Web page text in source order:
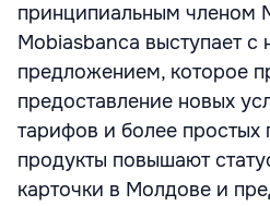
принципиальным членом
Mobiasbanca выступает с
предложением, которое
предоставление новых
тарифов и более простых
продукты повышают
карточки в Молдове и